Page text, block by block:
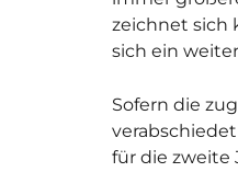
zeichnet sich
sich ein
Sofern die
für die zweite